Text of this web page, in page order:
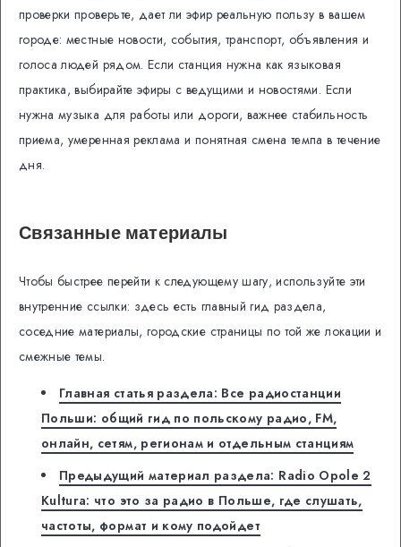
проверки проверьте, дает ли эфир реальную пользу в вашем
городе: местные новости, события, транспорт, объявления и
голоса людей рядом. Если станция нужна как языковая
практика, выбирайте эфиры с ведущими и новостями. Если
нужна музыка для работы или дороги, важнее стабильность
приема, умеренная реклама и понятная смена темпа в течение
дня.
Связанные материалы
Чтобы быстрее перейти к следующему шагу, используйте эти
внутренние ссылки: здесь есть главный гид раздела,
соседние материалы, городские страницы по той же локации и
смежные темы.
Главная статья раздела: Все радиостанции
Польши: общий гид по польскому радио, FM,
онлайн, сетям, регионам и отдельным станциям
Предыдущий материал раздела: Radio Opole 2
Kultura: что это за радио в Польше, где слушать,
частоты, формат и кому подойдет